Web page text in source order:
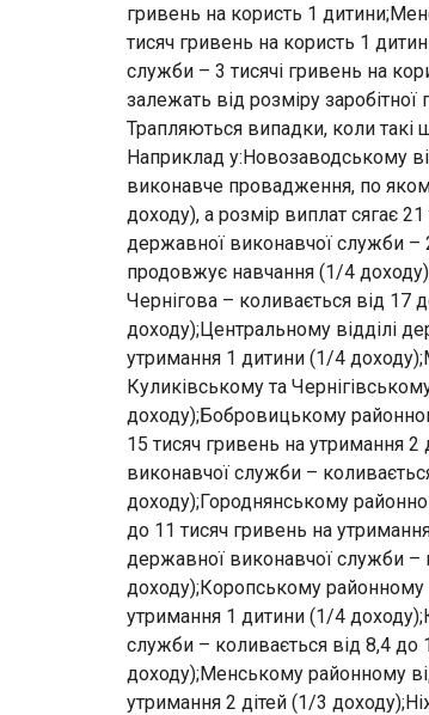
гривень на користь 1
тисяч гривень на користь 1
служби – 3 тисячі гривень на
залежать від розміру
Трапляються випадки, коли такі
Наприклад у:Новозаводському
виконавче провадження, по
доходу), а розмір виплат сягає
державної виконавчої служби –
продовжує навчання (1/4
Чернігова – коливається від 17
доходу);Центральному відділі
утримання 1 дитини (1/4
Куликівському та
доходу);Бобровицькому
15 тисяч гривень на утримання
виконавчої служби –
доходу);Городнянському
до 11 тисяч гривень на
державної виконавчої служби –
доходу);Коропському районному
утримання 1 дитини (1/4
служби – коливається від 8,4 до
доходу);Менському районному
утримання 2 дітей (1/3